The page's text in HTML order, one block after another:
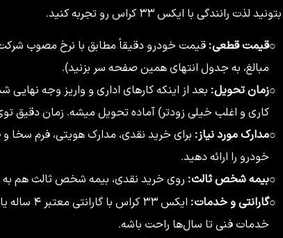
بتونید لذت رانندگی با ایکس ۳۳ کراس رو تجربه کنید.
○قیمت قطعی: قیمت خودرو دقیقاً مطابق با نرخ مصوب
مبالغ، به جدول انتهای همین صفحه سر بزنید).
○زمان تحویل:
کاری و اغلب خیلی زودتر) آماده تحویل میشه. زمان دقیق
○مدارک مورد نیاز: برای خرید نقدی، مدارک هویتی، فرم
خودرو را ارائه دهید.
○بیمه شخص ثالث: روی خرید نقدی، بیمه شخص ثالث هم به
○گارانتی و خدمات:
خدمات فنی تا سال‌ها راحت باشه.